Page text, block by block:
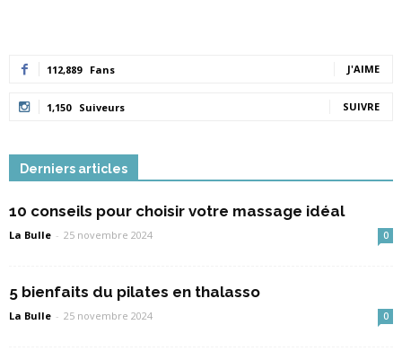
112,889 Fans J'AIME
1,150 Suiveurs SUIVRE
Derniers articles
10 conseils pour choisir votre massage idéal
La Bulle - 25 novembre 2024 0
5 bienfaits du pilates en thalasso
La Bulle - 25 novembre 2024 0